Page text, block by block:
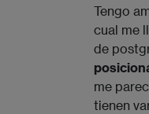
Tengo
cual me
de
me
tienen